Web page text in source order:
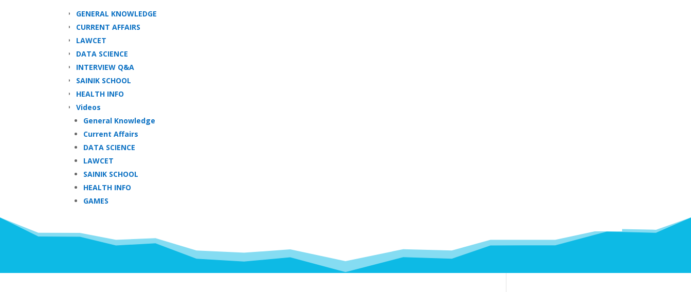
GENERAL KNOWLEDGE
CURRENT AFFAIRS
LAWCET
DATA SCIENCE
INTERVIEW Q&A
SAINIK SCHOOL
HEALTH INFO
Videos
General Knowledge
Current Affairs
DATA SCIENCE
LAWCET
SAINIK SCHOOL
HEALTH INFO
GAMES